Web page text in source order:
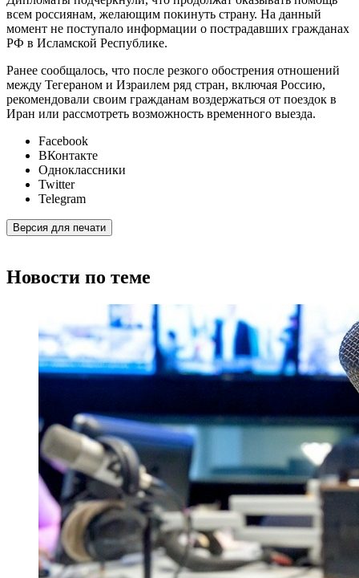
всем россиянам, желающим покинуть страну. На данный
момент не поступало информации о пострадавших гражданах
РФ в Исламской Республике.
Ранее сообщалось, что после резкого обострения отношений
между Тегераном и Израилем ряд стран, включая Россию,
рекомендовали своим гражданам воздержаться от поездок в
Иран или рассмотреть возможность временного выезда.
Facebook
ВКонтакте
Одноклассники
Twitter
Telegram
Версия для печати
Новости по теме